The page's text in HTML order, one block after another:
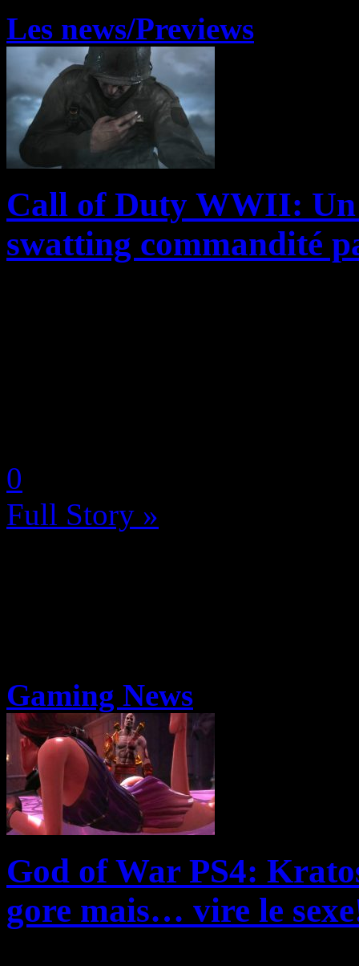
Les news/Previews
Call of Duty WWII:
swatting commandité
0
Full Story »
Gaming News
God of War PS4:
gore mais… vire le